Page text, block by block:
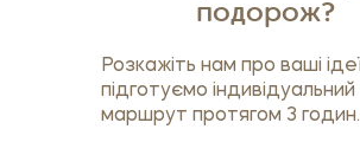
подорож?
Розкажіть нам про ваші
підготуємо індивідуальний
маршрут протягом 3 годин.